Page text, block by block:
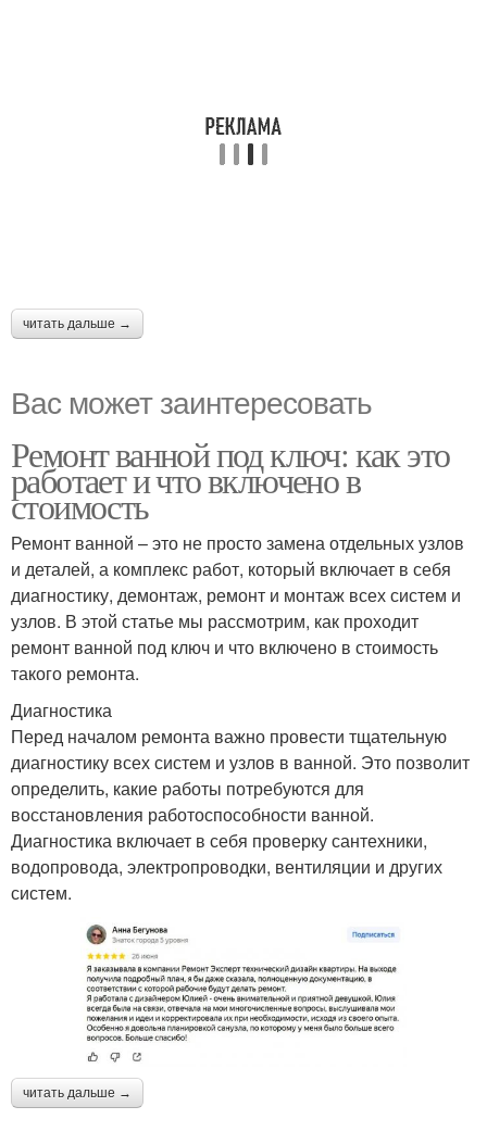
читать дальше →
Вас может заинтересовать
Ремонт ванной под ключ: как это
работает и что включено в
стоимость
Ремонт ванной – это не просто замена отдельных узлов
и деталей, а комплекс работ, который включает в себя
диагностику, демонтаж, ремонт и монтаж всех систем и
узлов. В этой статье мы рассмотрим, как проходит
ремонт ванной под ключ и что включено в стоимость
такого ремонта.
Диагностика
Перед началом ремонта важно провести тщательную
диагностику всех систем и узлов в ванной. Это позволит
определить, какие работы потребуются для
восстановления работоспособности ванной.
Диагностика включает в себя проверку сантехники,
водопровода, электропроводки, вентиляции и других
систем.
читать дальше →